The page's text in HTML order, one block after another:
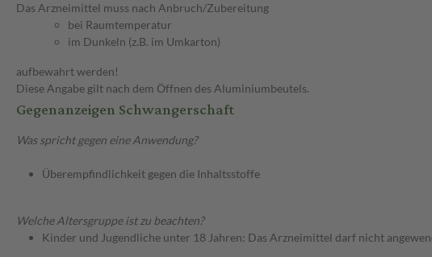
Das Arzneimittel muss nach Anbruch/Zubereitung
bei Raumtemperatur
im Dunkeln (z.B. im Umkarton)
aufbewahrt werden!
Diese Angabe gilt nach dem Öffnen des Aluminiumbeutels.
Gegenanzeigen Schwangerschaft
Was spricht gegen eine Anwendung?
Überempfindlichkeit gegen die Inhaltsstoffe
Welche Altersgruppe ist zu beachten?
Kinder und Jugendliche unter 18 Jahren: Das Arzneimittel darf nicht